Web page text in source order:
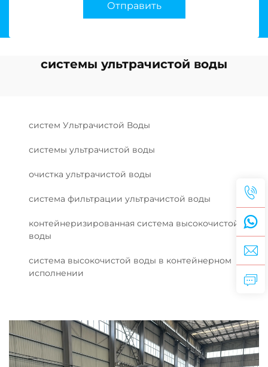
Отправить
системы ультрачистой воды
систем Ультрачистой Воды
системы ультрачистой воды
очистка ультрачистой воды
система фильтрации ультрачистой воды
контейнеризированная система высокочистой
воды
система высокочистой воды в контейнерном
исполнении